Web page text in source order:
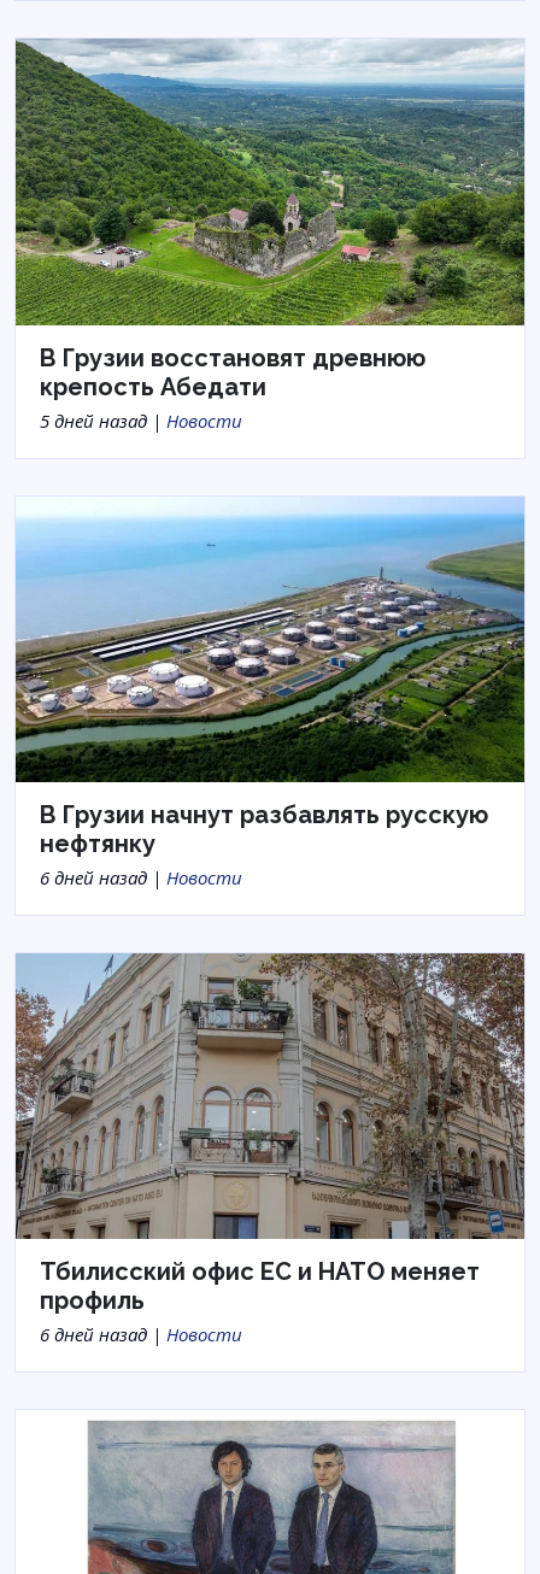
В Грузии восстановят древнюю
крепость Абедати
5 дней назад | Новости
В Грузии начнут разбавлять русскую
нефтянку
6 дней назад | Новости
Тбилисский офис ЕС и НАТО меняет
профиль
6 дней назад | Новости